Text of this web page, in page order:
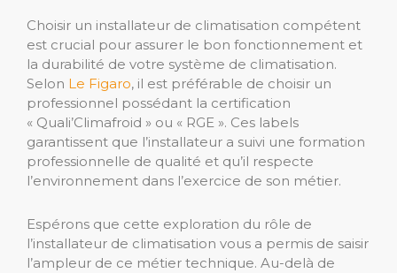
Choisir un installateur de climatisation compétent
est crucial pour assurer le bon fonctionnement et
la durabilité de votre système de climatisation.
Selon Le Figaro, il est préférable de choisir un
professionnel possédant la certification
« Quali’Climafroid » ou « RGE ». Ces labels
garantissent que l’installateur a suivi une formation
professionnelle de qualité et qu’il respecte
l’environnement dans l’exercice de son métier.
Espérons que cette exploration du rôle de
l’installateur de climatisation vous a permis de saisir
l’ampleur de ce métier technique. Au-delà de